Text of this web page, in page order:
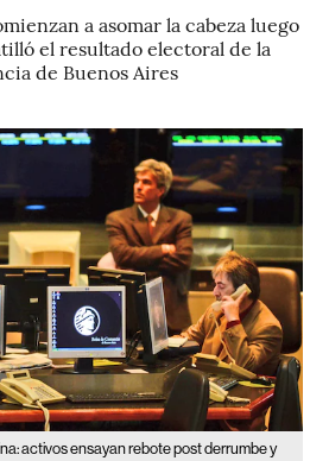
a asomar la cabeza luego
el resultado electoral de la
de Buenos Aires
activos ensayan rebote post derrumbe y